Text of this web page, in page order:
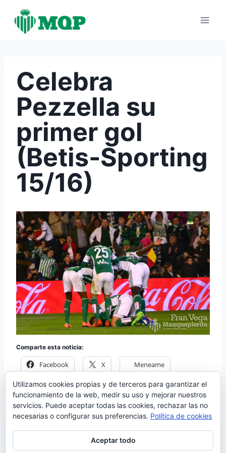
contenido
Celebra
Pezzella su
primer gol
(Betis-Sporting
15/16)
Comparte esta noticia:
Facebook X Meneame
Más
Utilizamos cookies propias y de terceros para garantizar el
funcionamiento de la web, medir su uso y mejorar nuestros
servicios. Puede aceptar todas las cookies, rechazar las no
necesarias o configurar sus preferencias. Política de cookies
Aceptar todo